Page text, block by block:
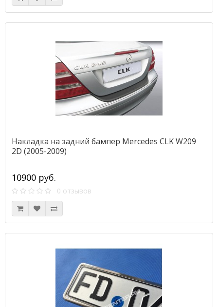
Накладка на задний бампер Mercedes CLK W209
2D (2005-2009)
10900 руб.
0 отзывов